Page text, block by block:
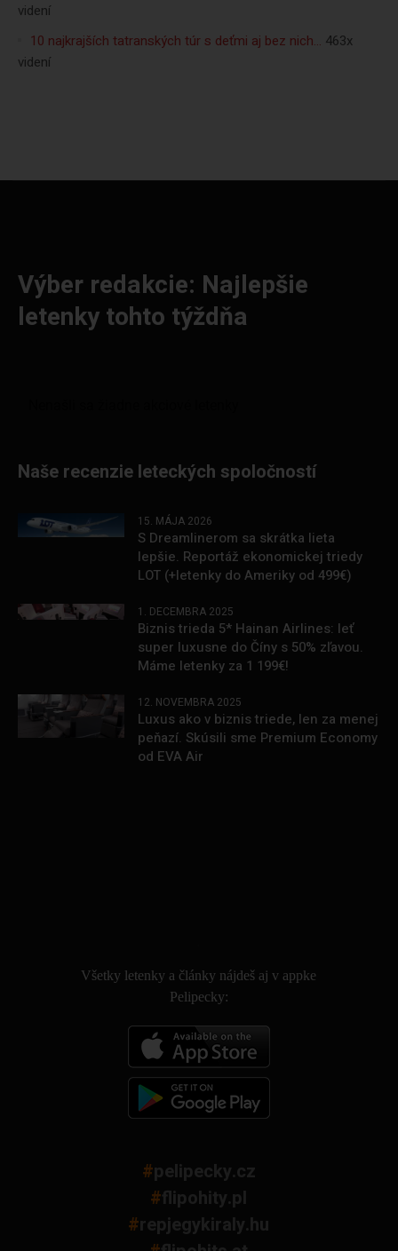
videní
10 najkrajších tatranských túr s deťmi aj bez nich… 463x
videní
Výber redakcie: Najlepšie
letenky tohto týždňa
Naše recenzie leteckých spoločností
15. MÁJA 2026
S Dreamlinerom sa skrátka lieta
lepšie. Reportáž ekonomickej triedy
LOT (+letenky do Ameriky od 499€)
1. DECEMBRA 2025
Biznis trieda 5* Hainan Airlines: leť
super luxusne do Číny s 50% zľavou.
Máme letenky za 1 199€!
12. NOVEMBRA 2025
Luxus ako v biznis triede, len za menej
peňazí. Skúsili sme Premium Economy
od EVA Air
Všetky letenky a články nájdeš aj v appke
Pelipecky:
#pelipecky.cz
#flipohity.pl
#repjegykiraly.hu